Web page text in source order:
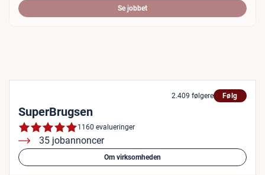
Se jobbet
2.409 følgere Følg
SuperBrugsen
1160 evalueringer
35 jobannoncer
Om virksomheden